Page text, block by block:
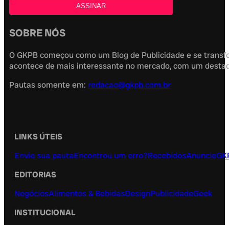
SOBRE NÓS
O GKPB começou como um Blog de Publicidade e se
acontece de mais interessante no mercado, com um
Pautas somente em: redacao@gkpb.com.br
LINKS ÚTEIS
Envie sua pautaEncontrou um erro?RecebidosAnuncie
EDITORIAS
NegóciosAlimentos & BebidasDesignPublicidadeGeek
INSTITUCIONAL